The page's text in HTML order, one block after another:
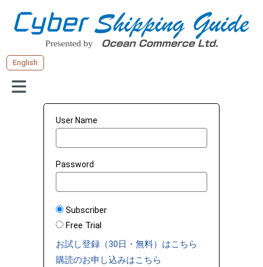
English
User Name
Password
Subscriber
Free Trial
お試し登録（30日・無料）はこちら
購読のお申し込みはこちら